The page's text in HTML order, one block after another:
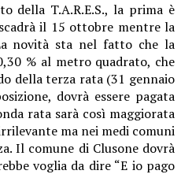
della T.A.R.E.S., la prima è
il 15 ottobre mentre la
novità sta nel fatto che la
% al metro quadrato, che
della terza rata (31 gennaio
dovrà essere pagata
rata sarà così maggiorata
ma nei medi comuni
Il comune di Clusone dovrà
voglia da dire “E io pago